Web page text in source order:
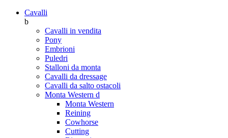
Cavalli
b
Cavalli in vendita
Pony
Embrioni
Puledri
Stalloni da monta
Cavalli da dressage
Cavalli da salto ostacoli
Monta Western d
Monta Western
Reining
Cowhorse
Cutting